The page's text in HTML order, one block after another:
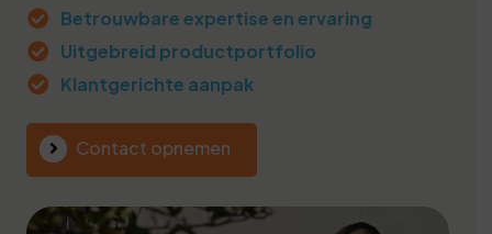
voor een onderhoudsbezoek. Ons vriendelijke en
deskundige team staat klaar om al je vragen te
beantwoorden en een onderhoudsplan op maat
te maken dat aan jouw behoeften voldoet. Met
regelmatig onderhoud kun je ervoor zorgen dat
comfort het hele jaar door gegarandeerd is.
Betrouwbare expertise en ervaring
Uitgebreid productportfolio
Klantgerichte aanpak
Contact opnemen